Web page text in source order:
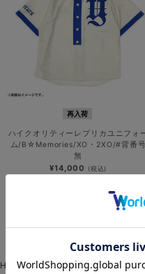
再入荷
ハイクオリティーレプリカユニフォ
ム/B☆Memories/XO・2XO/#背番号
無
¥14,000 (税込)
HOME VISITOR イベントユ